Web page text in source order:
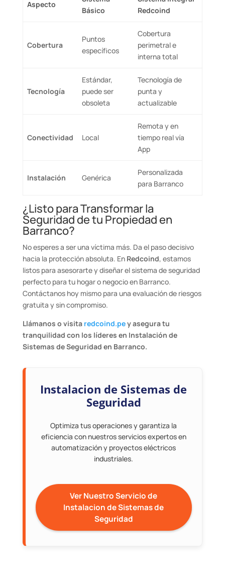
Aspecto
Básico
Redcoind
Cobertura
Puntos
específicos
Cobertura
perimetral e
interna total
Tecnología
Estándar,
puede ser
obsoleta
Tecnología de
punta y
actualizable
Conectividad Local
Remota y en
tiempo real vía
App
Instalación Genérica
Personalizada
para Barranco
¿Listo para Transformar la
Seguridad de tu Propiedad en
Barranco?
No esperes a ser una víctima más. Da el paso decisivo
hacia la protección absoluta. En Redcoind, estamos
listos para asesorarte y diseñar el sistema de seguridad
perfecto para tu hogar o negocio en Barranco.
Contáctanos hoy mismo para una evaluación de riesgos
gratuita y sin compromiso.
Llámanos o visita redcoind.pey asegura tu
tranquilidad con los líderes en Instalación de
Sistemas de Seguridad en Barranco.
Instalacion de Sistemas de
Seguridad
Optimiza tus operaciones y garantiza la
eficiencia con nuestros servicios expertos en
automatización y proyectos eléctricos
industriales.
Ver Nuestro Servicio de
Instalacion de Sistemas de
Seguridad